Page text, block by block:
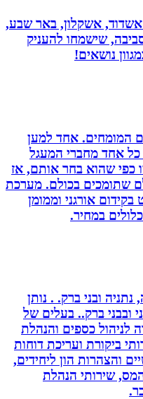
אשקלון, באר שבע,
שישמחו להעניק
אחד למען
מחברי המעגל
שהוא בחר אותם, אז
בכולם. מערכת
אורגני וממומן
במחיר.
ובני ברק. . נותן
ברק.. בעלים של
כספים והנהלת
ועריכת דוחות
הון ליחידים,
שירותי הנהלת